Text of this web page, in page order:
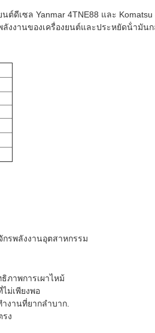
ต์ดีเซล Yanmar 4TNE88 และ
งงานของเครื่องยนต์และประหยัดน้ํามัน
กรพลังงานอุตสาหกรรม
ภาพการเผาไหม้
ม่เพียงพอ
งานที่ยากลําบาก.
ง